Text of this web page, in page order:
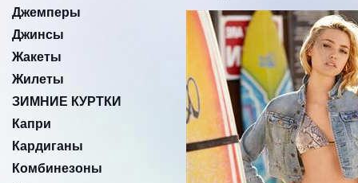
Джемперы
Джинсы
Жакеты
Жилеты
ЗИМНИЕ КУРТКИ
Капри
Кардиганы
Комбинезоны